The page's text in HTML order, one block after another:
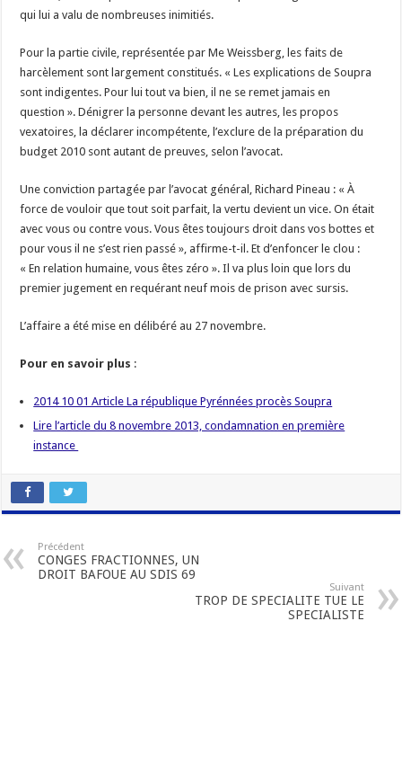
qui lui a valu de nombreuses inimitiés.
Pour la partie civile, représentée par Me Weissberg, les faits de
harcèlement sont largement constitués. « Les explications de Soupra
sont indigentes. Pour lui tout va bien, il ne se remet jamais en
question ». Dénigrer la personne devant les autres, les propos
vexatoires, la déclarer incompétente, l’exclure de la préparation du
budget 2010 sont autant de preuves, selon l’avocat.
Une conviction partagée par l’avocat général, Richard Pineau : « À
force de vouloir que tout soit parfait, la vertu devient un vice. On était
avec vous ou contre vous. Vous êtes toujours droit dans vos bottes et
pour vous il ne s’est rien passé », affirme-t-il. Et d’enfoncer le clou :
« En relation humaine, vous êtes zéro ». Il va plus loin que lors du
premier jugement en requérant neuf mois de prison avec sursis.
L’affaire a été mise en délibéré au 27 novembre.
Pour en savoir plus :
2014 10 01 Article La république Pyrénnées procès Soupra
Lire l’article du 8 novembre 2013, condamnation en première
instance
Précédent
CONGES FRACTIONNES, UN
DROIT BAFOUE AU SDIS 69
Suivant
TROP DE SPECIALITE TUE LE
SPECIALISTE